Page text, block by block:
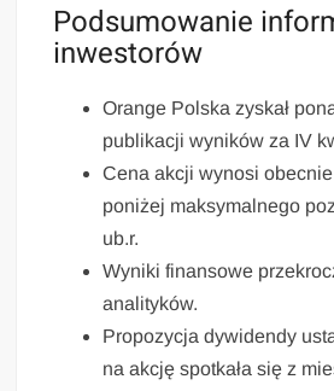
Podsumowanie
inwestorów
Orange Polska zyskał
publikacji wyników za IV
Cena akcji wynosi obecnie
poniżej maksymalnego
ub.r.
Wyniki finansowe
analityków.
Propozycja dywidendy
na akcję spotkała się z